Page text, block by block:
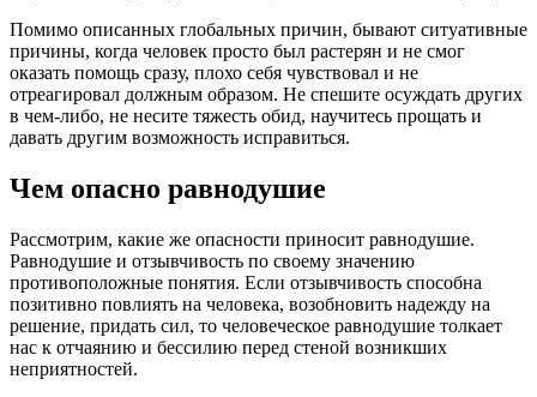
Помимо описанных глобальных причин, бывают ситуативные
причины, когда человек просто был растерян и не смог
оказать помощь сразу, плохо себя чувствовал и не
отреагировал должным образом. Не спешите осуждать других
в чем-либо, не несите тяжесть обид, научитесь прощать и
давать другим возможность исправиться.
Чем опасно равнодушие
Рассмотрим, какие же опасности приносит равнодушие.
Равнодушие и отзывчивость по своему значению
противоположные понятия. Если отзывчивость способна
позитивно повлиять на человека, возобновить надежду на
решение, придать сил, то человеческое равнодушие толкает
нас к отчаянию и бессилию перед стеной возникших
неприятностей.